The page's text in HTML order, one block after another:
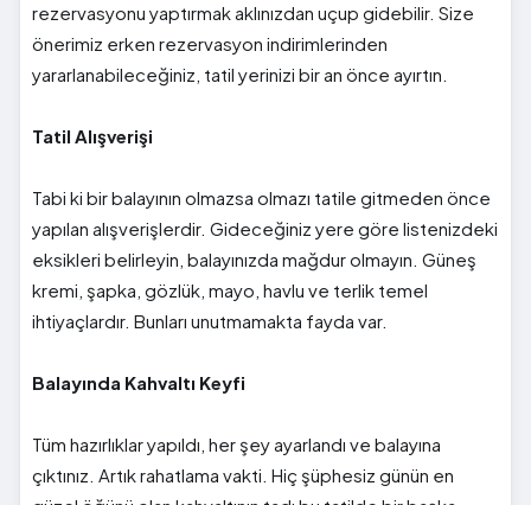
rezervasyonu yaptırmak aklınızdan uçup gidebilir. Size
önerimiz erken rezervasyon indirimlerinden
yararlanabileceğiniz, tatil yerinizi bir an önce ayırtın.
Tatil Alışverişi
Tabi ki bir balayının olmazsa olmazı tatile gitmeden önce
yapılan alışverişlerdir. Gideceğiniz yere göre listenizdeki
eksikleri belirleyin, balayınızda mağdur olmayın. Güneş
kremi, şapka, gözlük, mayo, havlu ve terlik temel
ihtiyaçlardır. Bunları unutmamakta fayda var.
Balayında Kahvaltı Keyfi
Tüm hazırlıklar yapıldı, her şey ayarlandı ve balayına
çıktınız. Artık rahatlama vakti. Hiç şüphesiz günün en